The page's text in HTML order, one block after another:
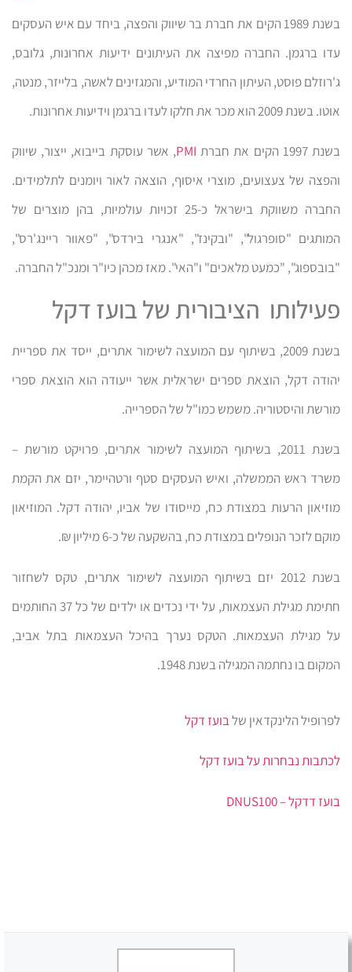
בשנת 1989 הקים את חברת בר שיווק והפצה, ביחד עם איש העסקים
עדו ברגמן. החברה מפיצה את העיתונים ידיעות אחרונות, גלובס,
ג'רוזלם פוסט, העיתון החרדי המודיע, והמגזינים לאשה, בלייזר, מנטה,
אוטו. בשנת 2009 הוא מכר את חלקו לעדו ברגמן וידיעות אחרונות.
בשנת 1997 הקים את חברת PMI, אשר עוסקת בייבוא, ייצור, שיווק
והפצה של צעצועים, מוצרי איסוף, הוצאה לאור ויומנים לתלמידים.
החברה משווקת בישראל כ-25 זכויות עולמיות, בהן מוצרים של
המותגים "סופרגול", "ובקינז", "אנגרי בירדס", "פאוור ריינג'רס",
"בובספוג", "כמעט מלאכים" ו"האי". מאז מכהן כיו"ר ומנכ"ל החברה.
פעילותו הציבורית של בועז דקל
בשנת 2009, בשיתוף עם המועצה לשימור אתרים, ייסד את ספריית
יהודה דקל, הוצאת ספרים ישראלית אשר ייעודה הוא הוצאת ספרי
מורשת והיסטוריה. משמש כמו"ל של הספרייה.
בשנת 2011, בשיתוף המועצה לשימור אתרים, פרויקט מורשת –
משרד ראש הממשלה, ואיש העסקים סטף ורטהיימר, יזם את הקמת
מוזיאון הרעות במצודת כח, מייסודו של אביו, יהודה דקל. המוזיאון
מוקם לזכר הנופלים במצודת כח, בהשקעה של כ-6 מיליון ₪.
בשנת 2012 יזם בשיתוף המועצה לשימור אתרים, טקס לשחזור
חתימת מגילת העצמאות, על ידי נכדים או ילדים של כל 37 החותמים
על מגילת העצמאות. הטקס נערך בהיכל העצמאות בתל אביב,
המקום בו נחתמה המגילה בשנת 1948.
לפרופיל הלינקדאין שלבועז דקל
לכתבות נבחרות על בועז דקל
בועז דדקל – DNUS100